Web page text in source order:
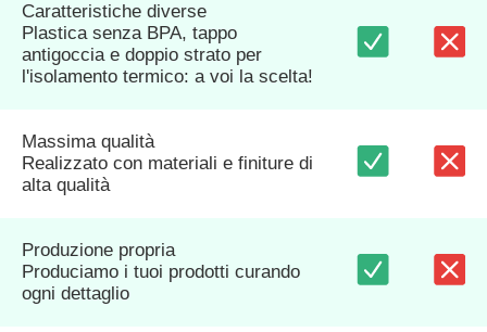
Caratteristiche diverse
Plastica senza BPA, tappo
antigoccia e doppio strato per
l'isolamento termico: a voi la scelta!
Massima qualità
Realizzato con materiali e finiture di
alta qualità
Produzione propria
Produciamo i tuoi prodotti curando
ogni dettaglio